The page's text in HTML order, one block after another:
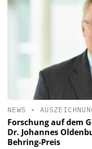
NEWS •
Forschung auf dem
Dr. Johannes
Behring-Preis